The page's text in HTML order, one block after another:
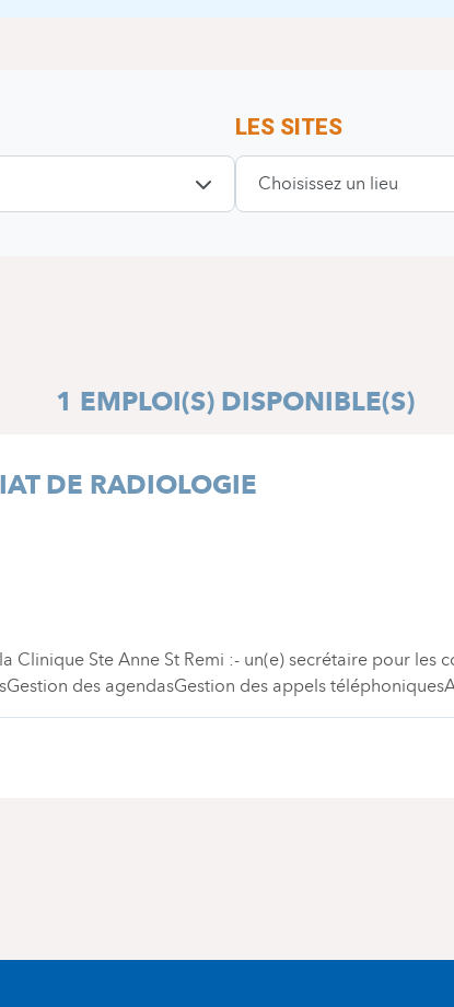
LES SITES
Choisissez un lieu
1 EMPLOI(S) DISPONIBLE(S)
DE RADIOLOGIE
Ste Anne St Remi :- un(e) secrétaire pour les
des agendasGestion des appels